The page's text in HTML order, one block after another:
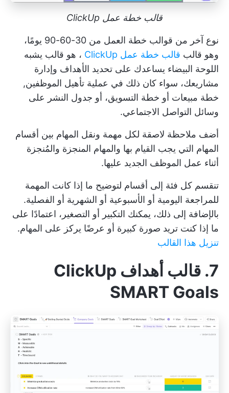
قالب خطة عمل ClickUp
نوع آخر من قوالب خطة العمل من 30-60-90 يومًا،
وهو قالب قالب خطة عمل ClickUp
، هو قالب يشبه
اللوحة البيضاء يساعدك على تحديد الأهداف وإدارة
مشاريعك، سواء كان ذلك في عملية تأهيل الموظفين,
خطة مبيعات أو خطة التسويق، أو جدول النشر على
وسائل التواصل الاجتماعي.
أضف ملاحظة لاصقة لكل مهمة ونقل المهام بين أقسام
المهام التي يجب القيام بها والمهام المنجزة والمُنجزة
أثناء عمل الموظف الجديد عليها.
تنقسم كل فئة إلى أقسام لتوضيح ما إذا كانت المهمة
للمراجعة اليومية أو الأسبوعية أو الشهرية أو الفصلية.
بالإضافة إلى ذلك، يمكنك التكبير أو التصغير، اعتمادًا على
ما إذا كنت تريد صورة كبيرة أو عرضًا يركز على المهام.
تنزيل هذا القالب
7. قالب أهداف ClickUp
SMART Goals